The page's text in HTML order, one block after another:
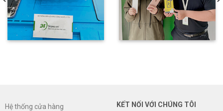
Hệ thống cửa hàng
KẾT NỐI VỚI CHÚNG TÔI